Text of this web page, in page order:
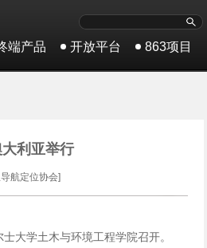
端产品 开放平台 863项目
利亚举行
航定位协会]
大学土木与环境工程学院召开。